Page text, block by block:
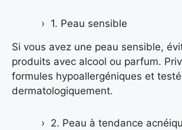
1. Peau sensible
Si vous avez une peau sensible,
produits avec alcool ou parfum.
formules hypoallergéniques et
dermatologiquement.
2. Peau à tendance